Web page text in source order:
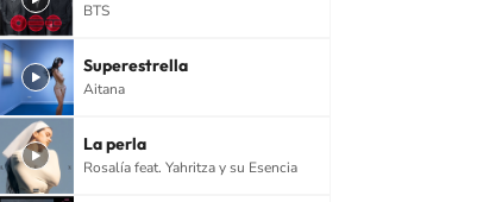
BTS
Superestrella
Aitana
La perla
Rosalía feat. Yahritza y su Esencia